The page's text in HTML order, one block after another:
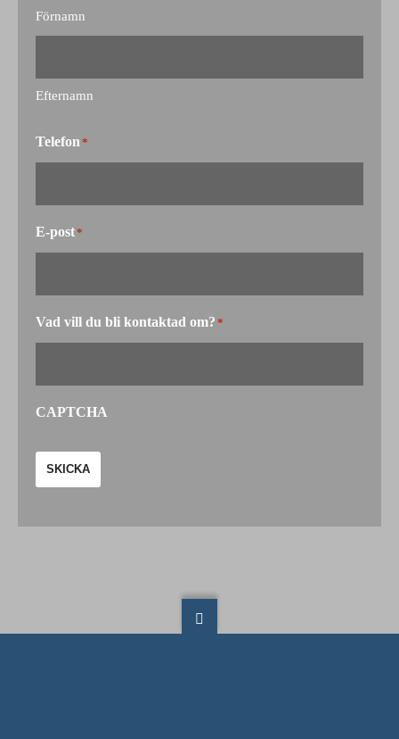
Förnamn
Efternamn
Telefon*
E-post*
Vad vill du bli kontaktad om? *
CAPTCHA
SKICKA